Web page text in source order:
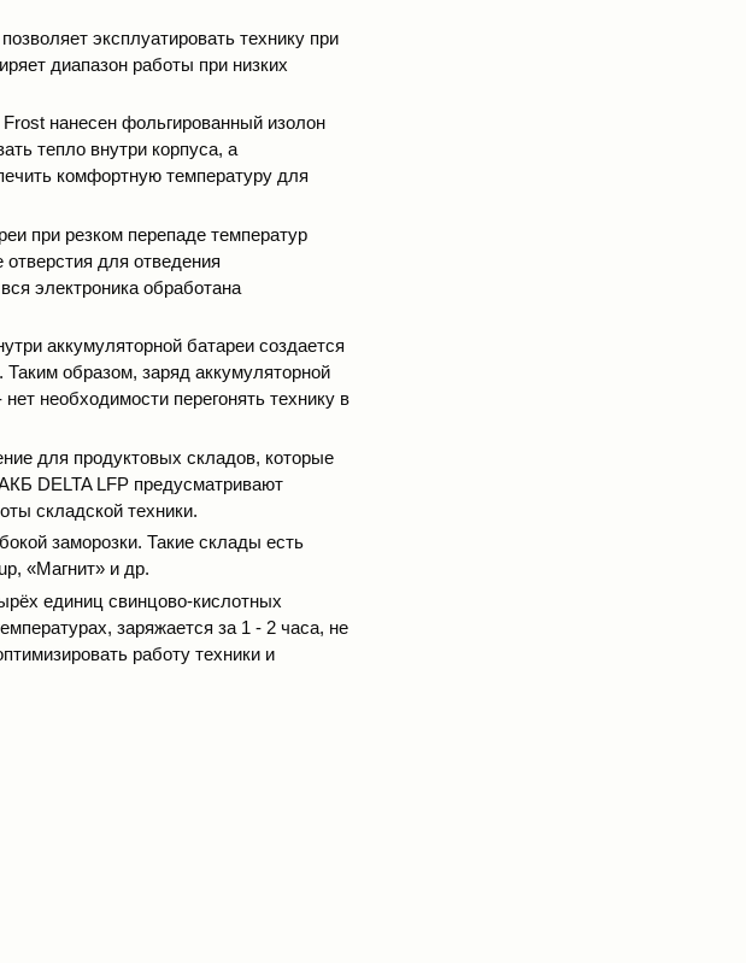
эксплуатировать технику при
диапазон работы при низких
нанесен фольгированный изолон
тепло внутри корпуса, а
комфортную температуру для
при резком перепаде температур
отверстия для отведения
электроника обработана
аккумуляторной батареи создается
образом, заряд аккумуляторной
необходимости перегонять технику в
для продуктовых складов, которые
DELTA LFP предусматривают
складской техники.
заморозки. Такие склады есть
«Магнит» и др.
единиц свинцово-кислотных
заряжается за 1 - 2 часа, не
работу техники и